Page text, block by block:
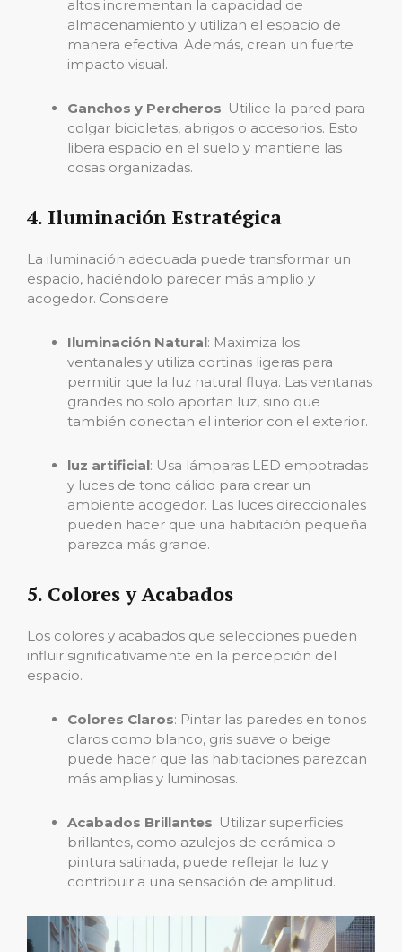
altos incrementan la capacidad de
almacenamiento y utilizan el espacio de
manera efectiva. Además, crean un fuerte
impacto visual.
Ganchos y Percheros: Utilice la pared para
colgar bicicletas, abrigos o accesorios. Esto
libera espacio en el suelo y mantiene las
cosas organizadas.
4. Iluminación Estratégica
La iluminación adecuada puede transformar un
espacio, haciéndolo parecer más amplio y
acogedor. Considere:
Iluminación Natural: Maximiza los
ventanales y utiliza cortinas ligeras para
permitir que la luz natural fluya. Las ventanas
grandes no solo aportan luz, sino que
también conectan el interior con el exterior.
luz artificial: Usa lámparas LED empotradas
y luces de tono cálido para crear un
ambiente acogedor. Las luces direccionales
pueden hacer que una habitación pequeña
parezca más grande.
5. Colores y Acabados
Los colores y acabados que selecciones pueden
influir significativamente en la percepción del
espacio.
Colores Claros: Pintar las paredes en tonos
claros como blanco, gris suave o beige
puede hacer que las habitaciones parezcan
más amplias y luminosas.
Acabados Brillantes: Utilizar superficies
brillantes, como azulejos de cerámica o
pintura satinada, puede reflejar la luz y
contribuir a una sensación de amplitud.